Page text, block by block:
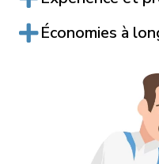
Économies à